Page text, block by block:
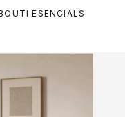
ESENCIALS